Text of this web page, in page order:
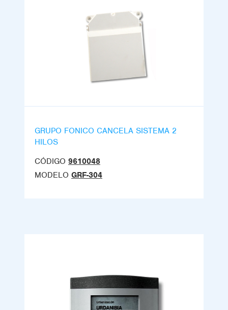
GRUPO FONICO CANCELA SISTEMA 2
HILOS
CÓDIGO 9610048
MODELO GRF-304